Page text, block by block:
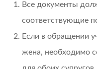
Все документы
соответствующие
Если в обращении
жена, необходимо